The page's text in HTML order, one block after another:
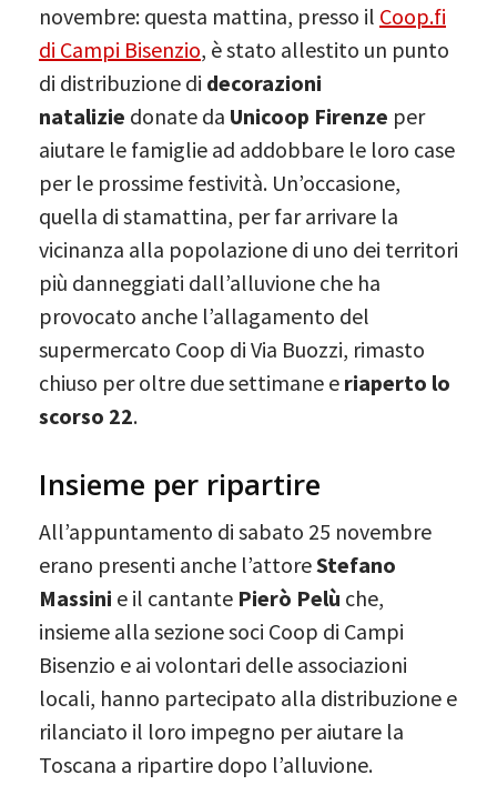
novembre: questa mattina, presso il Coop.fi
di Campi Bisenzio, è stato allestito un punto
di distribuzione di decorazioni
natalizie donate da Unicoop Firenze per
aiutare le famiglie ad addobbare le loro case
per le prossime festività. Un’occasione,
quella di stamattina, per far arrivare la
vicinanza alla popolazione di uno dei territori
più danneggiati dall’alluvione che ha
provocato anche l’allagamento del
supermercato Coop di Via Buozzi, rimasto
chiuso per oltre due settimane e riaperto lo
scorso 22.
Insieme per ripartire
All’appuntamento di sabato 25 novembre
erano presenti anche l’attoreStefano
Massini e il cantante Pierò Pelù che,
insieme alla sezione soci Coop di Campi
Bisenzio e ai volontari delle associazioni
locali, hanno partecipato alla distribuzione e
rilanciato il loro impegno per aiutare la
Toscana a ripartire dopo l’alluvione.